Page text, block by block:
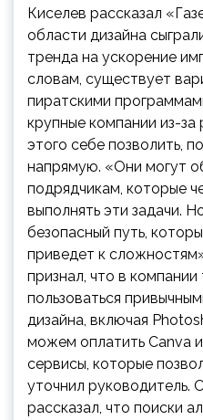
Киселев рассказал
области дизайна
тренда на ускорение
словам, существует
пиратскими
крупные компании из-за
этого себе позволить,
напрямую. «Они могут
подрядчикам, которые
выполнять эти задачи.
безопасный путь,
приведет к
признал, что в
пользоваться
дизайна, включая
можем оплатить Canva
сервисы, которые
уточнил руководитель.
рассказал, что поиски